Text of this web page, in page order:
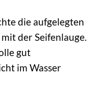
die aufgelegten
der Seifenlauge.
gut
im Wasser